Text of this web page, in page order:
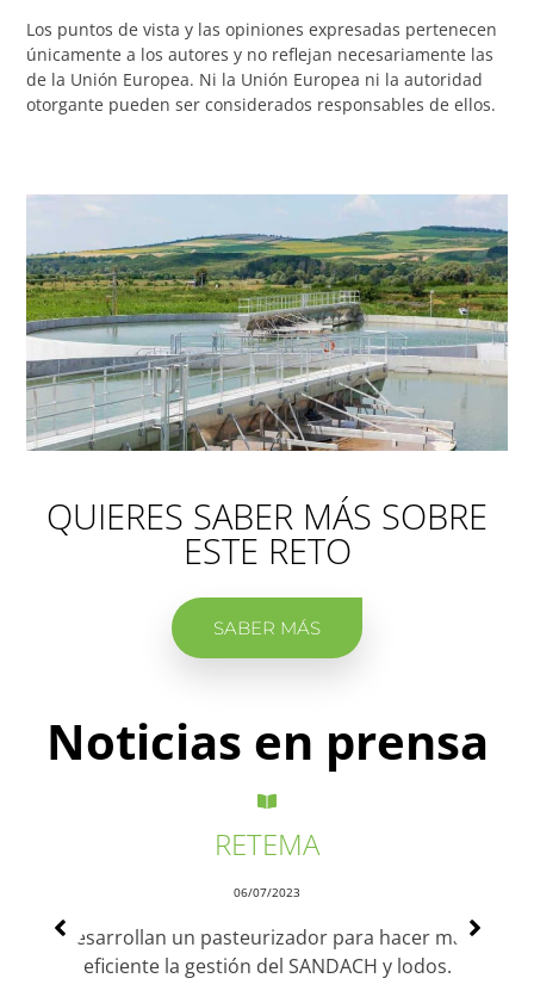
Los puntos de vista y las opiniones expresadas pertenecen
únicamente a los autores y no reflejan necesariamente las
de la Unión Europea. Ni la Unión Europea ni la autoridad
otorgante pueden ser considerados responsables de ellos.
QUIERES SABER MÁS SOBRE
ESTE RETO
SABER MÁS
Noticias en prensa
RETEMA
06/07/2023
Desarrollan un pasteurizador para hacer más
eficiente la gestión del SANDACH y lodos.